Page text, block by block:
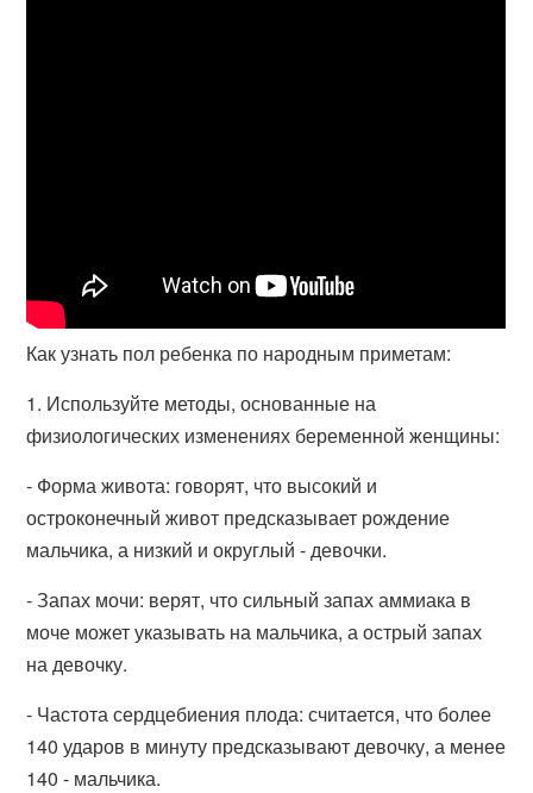
Как узнать пол ребенка по народным приметам:
1. Используйте методы, основанные на
физиологических изменениях беременной женщины:
- Форма живота: говорят, что высокий и
остроконечный живот предсказывает рождение
мальчика, а низкий и округлый - девочки.
- Запах мочи: верят, что сильный запах аммиака в
моче может указывать на мальчика, а острый запах
на девочку.
- Частота сердцебиения плода: считается, что более
140 ударов в минуту предсказывают девочку, а менее
140 - мальчика.